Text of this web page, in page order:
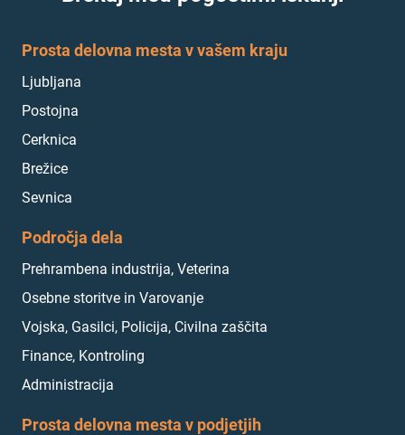
Prosta delovna mesta v vašem kraju
Ljubljana
Postojna
Cerknica
Brežice
Sevnica
Področja dela
Prehrambena industrija, Veterina
Osebne storitve in Varovanje
Vojska, Gasilci, Policija, Civilna zaščita
Finance, Kontroling
Administracija
Prosta delovna mesta v podjetjih